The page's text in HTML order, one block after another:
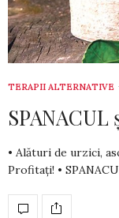
TERAPII ALTERNATIVE
SPANACUL
• Alături de urzici,
Profitați! •